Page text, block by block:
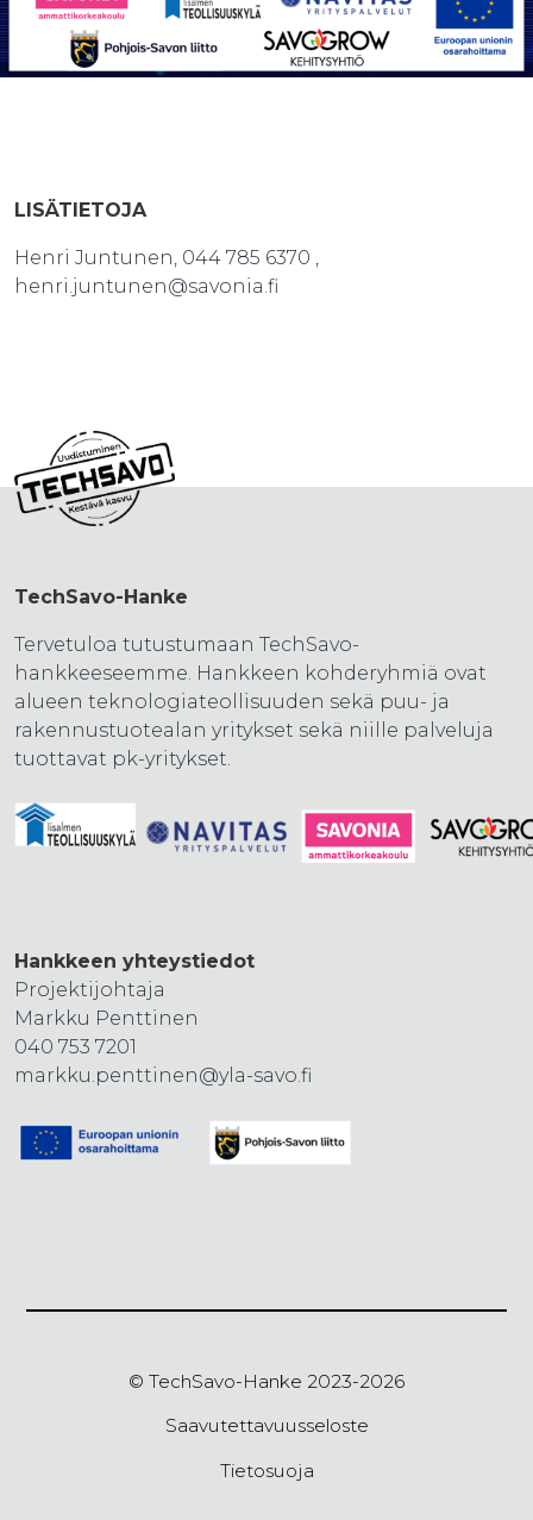
LISÄTIETOJA
Henri Juntunen, 044 785 6370 ,
henri.juntunen@savonia.fi
TechSavo-Hanke
Tervetuloa tutustumaan TechSavo-
hankkeeseemme. Hankkeen kohderyhmiä ovat
alueen teknologiateollisuuden sekä puu- ja
rakennustuotealan yritykset sekä niille palveluja
tuottavat pk-yritykset.
Hankkeen yhteystiedot
Projektijohtaja
Markku Penttinen
040 753 7201
markku.penttinen@yla-savo.fi
© TechSavo-Hanke 2023-2026
Saavutettavuusseloste
Tietosuoja